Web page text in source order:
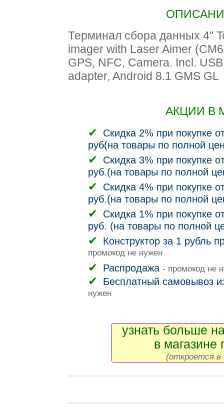
Терминал сбора данных 4"
imager with Laser Aimer
GPS, NFC, Camera. Incl.
adapter, Android 8.1 GMS GL
АКЦИИ В
Скидка 2% при покупке
руб(на товары по полной
Скидка 3% при покупке
руб.(на товары по полной
Скидка 4% при покупке
руб.(на товары по полной
Скидка 1% при покупке
руб. (на товары по полной
Конструктор за 1 рубль
промокод не нужен
Распродажа - промокод не
Бесплатный самовывоз
нужен
узнать больше
в магазине
(откроется в